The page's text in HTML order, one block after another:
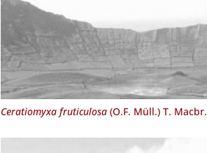
Ceratiomyxa fruticulosa(O.F. Müll.) T. Macbr.